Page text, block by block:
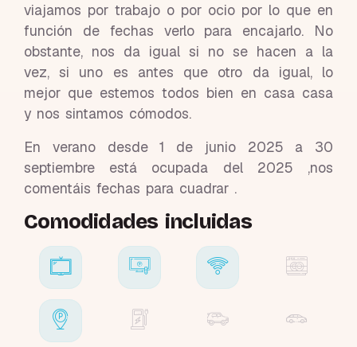
viajamos por trabajo o por ocio por lo que en
función de fechas verlo para encajarlo. No
obstante, nos da igual si no se hacen a la
vez, si uno es antes que otro da igual, lo
mejor que estemos todos bien en casa casa
y nos sintamos cómodos.
En verano desde 1 de junio 2025 a 30
septiembre está ocupada del 2025 ,nos
comentáis fechas para cuadrar .
Comodidades incluidas